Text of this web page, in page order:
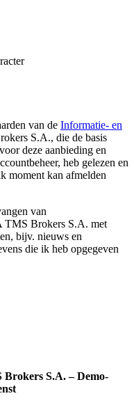
van de Informatie- en
S.A., die de basis
deze aanbieding en
heb gelezen en
moment kan afmelden
van
Brokers S.A. met
bijv. nieuws en
die ik heb opgegeven
S.A. – Demo-